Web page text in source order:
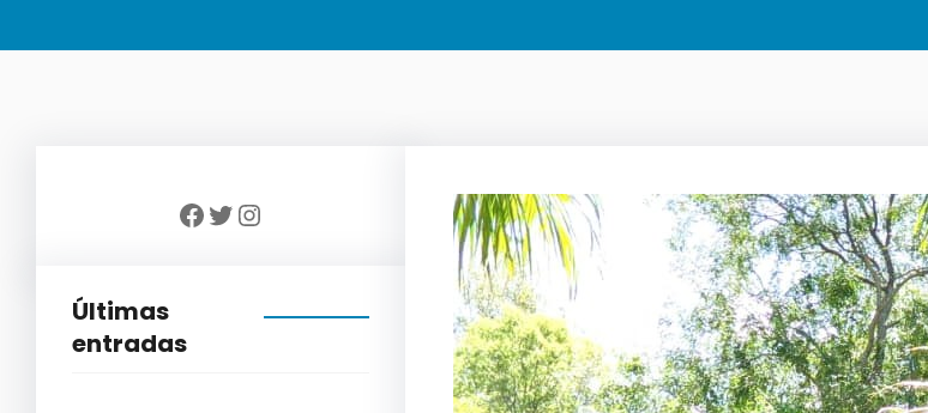
Facebook Twitter Instagram
Últimas
entradas